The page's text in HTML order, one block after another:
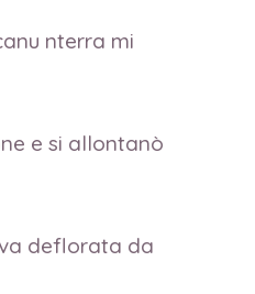
nterra mi
e si allontanò
deflorata da